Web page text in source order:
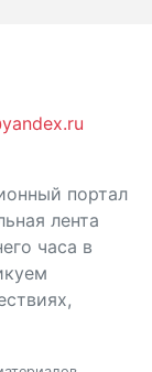
портал
лента
часа в